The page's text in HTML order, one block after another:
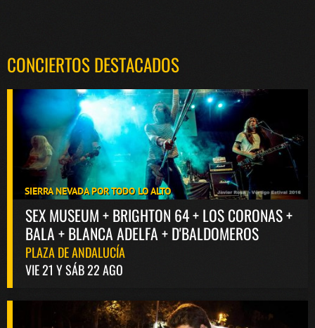
CONCIERTOS DESTACADOS
SIERRA NEVADA POR TODO LO ALTO
SEX MUSEUM + BRIGHTON 64 + LOS CORONAS +
BALA + BLANCA ADELFA + D'BALDOMEROS
PLAZA DE ANDALUCÍA
VIE 21 Y SÁB 22 AGO